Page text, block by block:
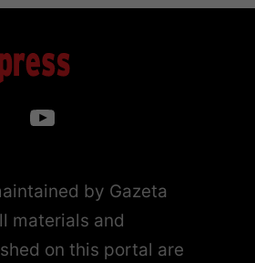
by Gazeta
materials and
on this portal are